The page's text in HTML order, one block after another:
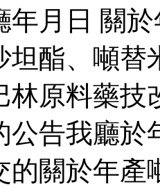
年月日 關
坦酯、噸替
林原料藥技
公告我廳於
的關於年產